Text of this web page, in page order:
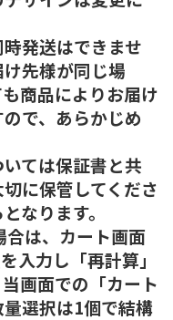
発送はできませ
先様が同じ場
商品によりお届け
で、あらかじめ
ては保証書と共
に保管してくださ
なります。
は、カート画面
入力し「再計算」
画面での「カート
選択は1個で結構